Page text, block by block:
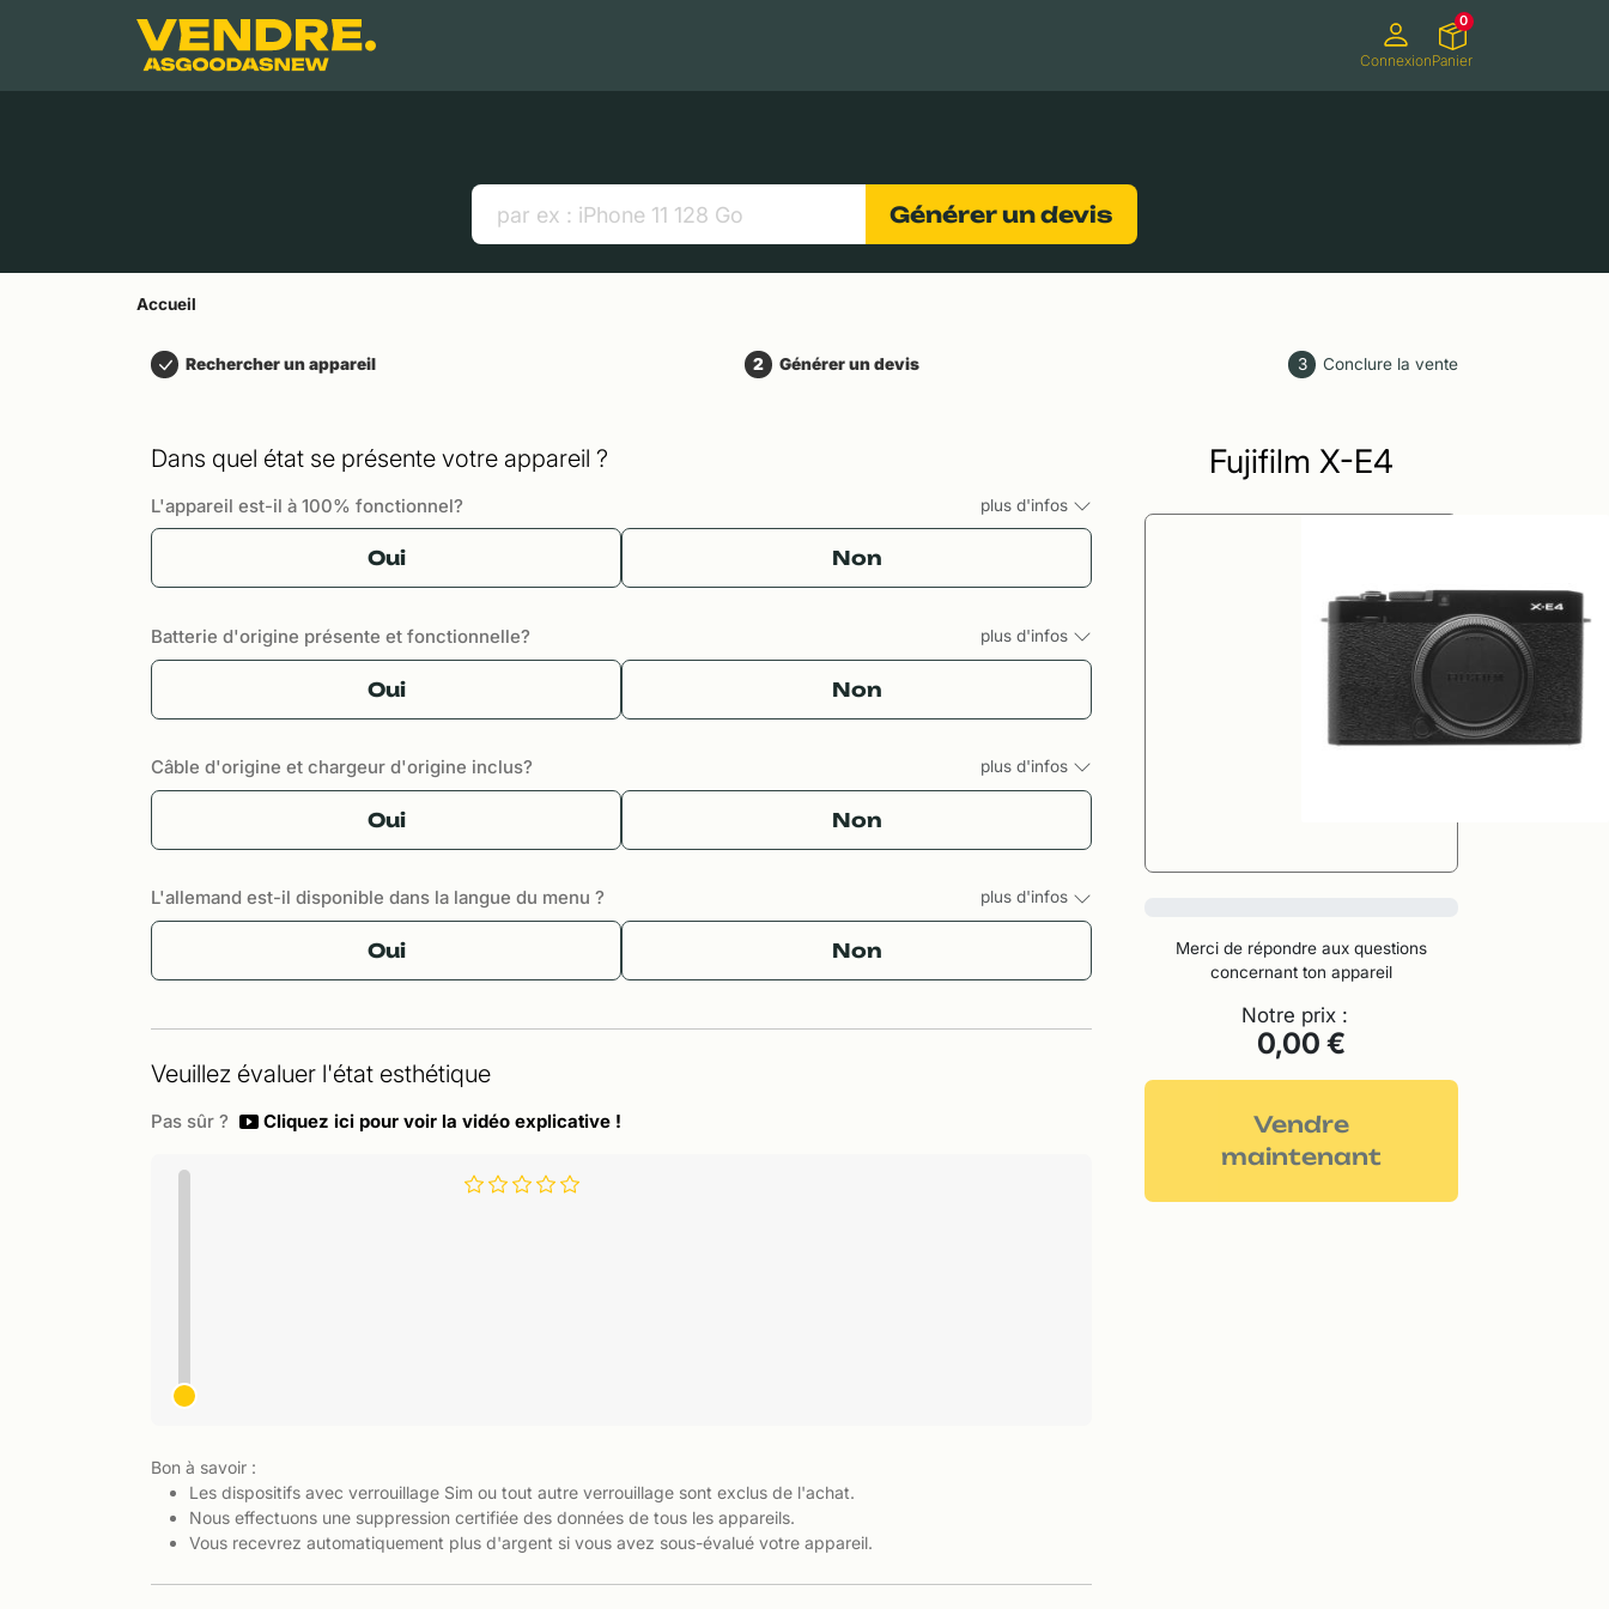
Contenu principal
ConnexionPanier
0
Générer un devis
Accueil
Rechercher un appareil 2 Générer un devis 3 Conclure la vente
Dans quel état se présente votre appareil ?
L'appareil est-il à 100% fonctionnel? plus d'infos
Oui Non
Batterie d'origine présente et fonctionnelle? plus d'infos
Oui Non
Câble d'origine et chargeur d'origine inclus? plus d'infos
Oui Non
L'allemand est-il disponible dans la langue du menu ? plus d'infos
Oui Non
Veuillez évaluer l'état esthétique
Pas sûr ? Cliquez ici pour voir la vidéo explicative !
Bon à savoir :
Les dispositifs avec verrouillage Sim ou tout autre verrouillage sont exclus de l'achat.
Nous effectuons une suppression certifiée des données de tous les appareils.
Vous recevrez automatiquement plus d'argent si vous avez sous-évalué votre appareil.
Fujifilm X-E4
Merci de répondre aux questions
concernant ton appareil
Notre prix :
0,00 €
Vendre
maintenant